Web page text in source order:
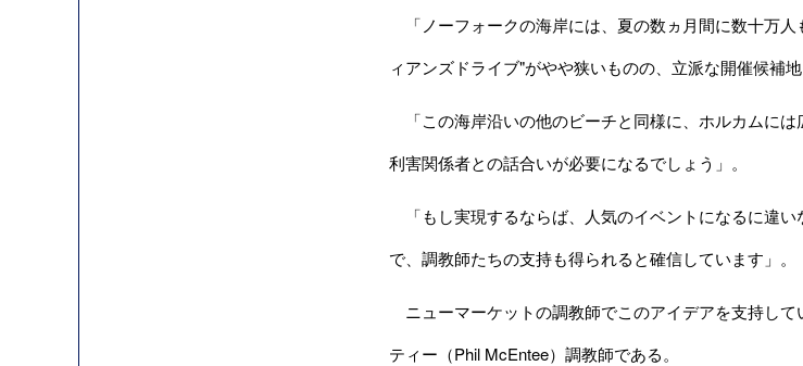
「ノーフォークの海岸には、夏の数ヵ月間に数十万
ィアンズドライブ"がやや狭いものの、立派な開催候補地
「この海岸沿いの他のビーチと同様に、ホルカムに
利害関係者との話合いが必要になるでしょう」。
「もし実現するならば、人気のイベントになるに違
で、調教師たちの支持も得られると確信しています」。
ニューマーケットの調教師でこのアイデアを支持し
ティー（Phil McEntee）調教師である。